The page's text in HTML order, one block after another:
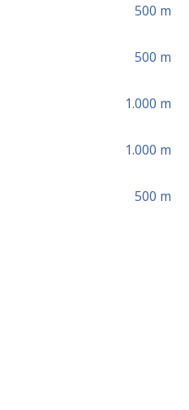
500 m
500 m
1.000 m
1.000 m
500 m